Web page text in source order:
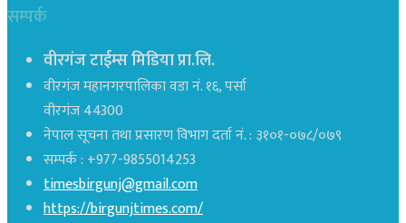
सम्पर्क
वीरगंज टाईम्स मिडिया प्रा.लि.
वीरगंज महानगरपालिका वडा नं. १६, पर्सा
वीरगंज 44300
नेपाल सूचना तथा प्रसारण विभाग दर्ता नं. : ३१०१-०७८/०७९
सम्पर्क : +977-9855014253
timesbirgunj@gmail.com
https://birgunjtimes.com/